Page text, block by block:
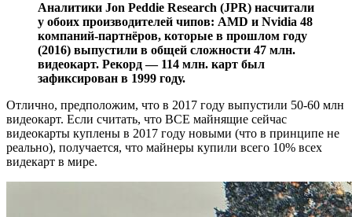
Аналитики Jon Peddie Research (JPR) насчитали
у обоих производителей чипов: AMD и Nvidia 48
компаний-партнёров, которые в прошлом году
(2016) выпустили в общей сложности 47 млн.
видеокарт. Рекорд — 114 млн. карт был
зафиксирован в 1999 году.
Отлично, предположим, что в 2017 году выпустили 50-60 млн
видеокарт. Если считать, что ВСЕ майнящие сейчас
видеокарты куплены в 2017 году новыми (что в принципе не
реально), получается, что майнеры купили всего 10% всех
видекарт в мире.